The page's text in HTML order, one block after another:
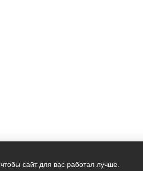
чтобы сайт для вас работал лучше.